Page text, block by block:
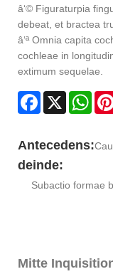
â‘© Figuraturpia
debeat, et bractea
â‘ª Omnia capita
cochleae in
extimum sequelae.
Facebook
X
Antecedens:
deinde:
Subactio formae
Mitte